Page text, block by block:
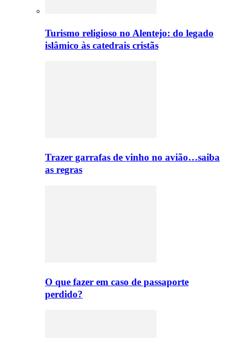
Turismo religioso no Alentejo: do legado
islâmico às catedrais cristãs
Trazer garrafas de vinho no avião…saiba
as regras
O que fazer em caso de passaporte
perdido?